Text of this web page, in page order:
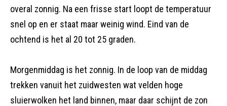
overal zonnig. Na een frisse start loopt de temperatuur
snel op en er staat maar weinig wind. Eind van de
ochtend is het al 20 tot 25 graden.
Morgenmiddag is het zonnig. In de loop van de middag
trekken vanuit het zuidwesten wat velden hoge
sluierwolken het land binnen, maar daar schijnt de zon